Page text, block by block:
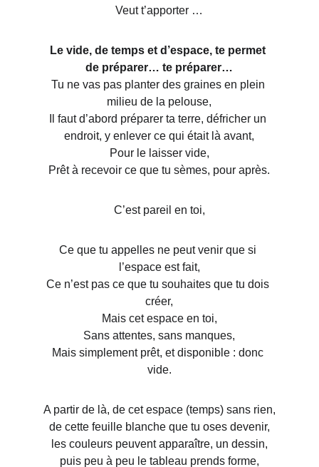
Veut t’apporter …
Le vide, de temps et d’espace, te permet
de préparer… te préparer…
Tu ne vas pas planter des graines en plein
milieu de la pelouse,
Il faut d’abord préparer ta terre, défricher un
endroit, y enlever ce qui était là avant,
Pour le laisser vide,
Prêt à recevoir ce que tu sèmes, pour après.
C’est pareil en toi,
Ce que tu appelles ne peut venir que si
l’espace est fait,
Ce n’est pas ce que tu souhaites que tu dois
créer,
Mais cet espace en toi,
Sans attentes, sans manques,
Mais simplement prêt, et disponible : donc
vide.
A partir de là, de cet espace (temps) sans rien,
de cette feuille blanche que tu oses devenir,
les couleurs peuvent apparaître, un dessin,
puis peu à peu le tableau prends forme,